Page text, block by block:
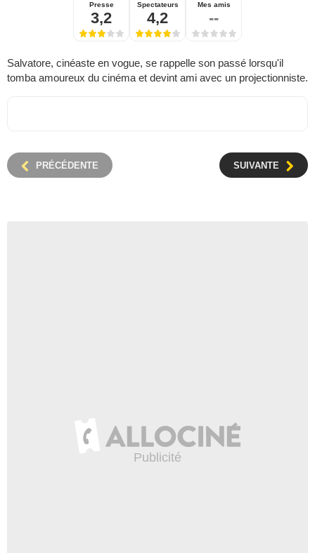
Presse
3,2
Spectateurs
4,2
Mes amis
--
Salvatore, cinéaste en vogue, se rappelle son passé lorsqu'il
tomba amoureux du cinéma et devint ami avec un projectionniste.
PRÉCÉDENTE SUIVANTE